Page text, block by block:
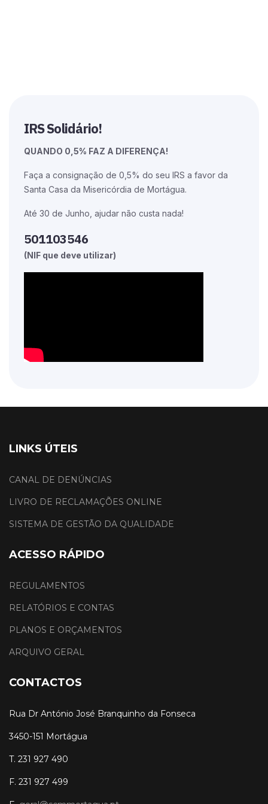
IRS Solidário!
QUANDO 0,5% FAZ A DIFERENÇA!
Faça a consignação de 0,5% do seu IRS a favor da
Santa Casa da Misericórdia de Mortágua.
Até 30 de Junho, ajudar não custa nada!
501103546
(NIF que deve utilizar)
LINKS ÚTEIS
CANAL DE DENÚNCIAS
LIVRO DE RECLAMAÇÕES ONLINE
SISTEMA DE GESTÃO DA QUALIDADE
ACESSO RÁPIDO
REGULAMENTOS
RELATÓRIOS E CONTAS
PLANOS E ORÇAMENTOS
ARQUIVO GERAL
CONTACTOS
Rua Dr António José Branquinho da Fonseca
3450-151 Mortágua
T. 231 927 490
F. 231 927 499